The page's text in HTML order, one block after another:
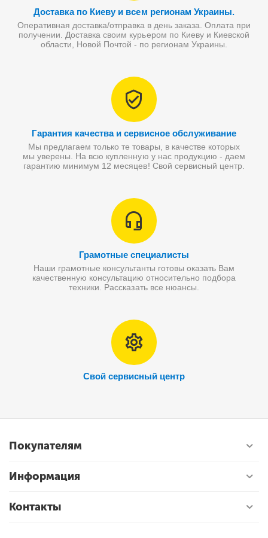
Доставка по Киеву и всем регионам Украины.
Оперативная доставка/отправка в день заказа. Оплата при
получении. Доставка своим курьером по Киеву и Киевской
области, Новой Почтой - по регионам Украины.
Гарантия качества и сервисное обслуживание
Мы предлагаем только те товары, в качестве которых
мы уверены. На всю купленную у нас продукцию - даем
гарантию минимум 12 месяцев! Свой сервисный центр.
Грамотные специалисты
Наши грамотные консультанты готовы оказать Вам
качественную консультацию относительно подбора
техники. Рассказать все нюансы.
Свой сервисный центр
Покупателям
Информация
Контакты